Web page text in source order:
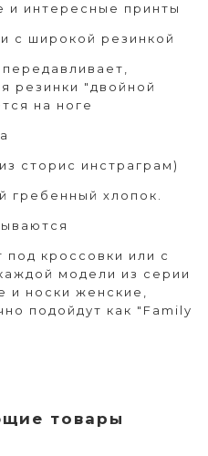
и интересные принты
с широкой резинкой
резинки "двойной
на ноге
сторис инстраграм)
гребенный хлопок.
под кроссовки или с
модели из серии
и носки женские,
подойдут как "Family
товары